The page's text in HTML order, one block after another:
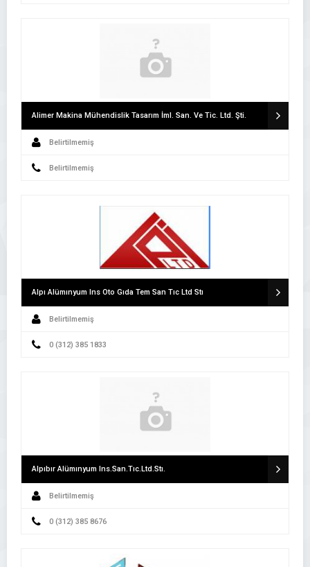
Alimer Makina Mühendislik Tasarım İml. San. Ve Tic. Ltd. Şti.
Belirtilmemiş
Belirtilmemiş
Alpı Alümınyum Ins Oto Gıda Tem San Tıc Ltd Stı
Belirtilmemiş
0 (312) 385 1833
Alpıbır Alümınyum Ins.San.Tıc.Ltd.Stı.
Belirtilmemiş
0 (312) 385 8676